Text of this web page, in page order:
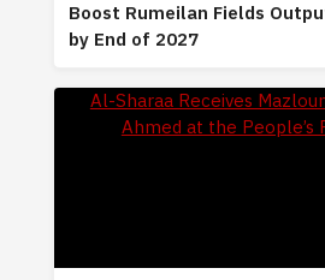
Boost Rumeilan Fields
by End of 2027